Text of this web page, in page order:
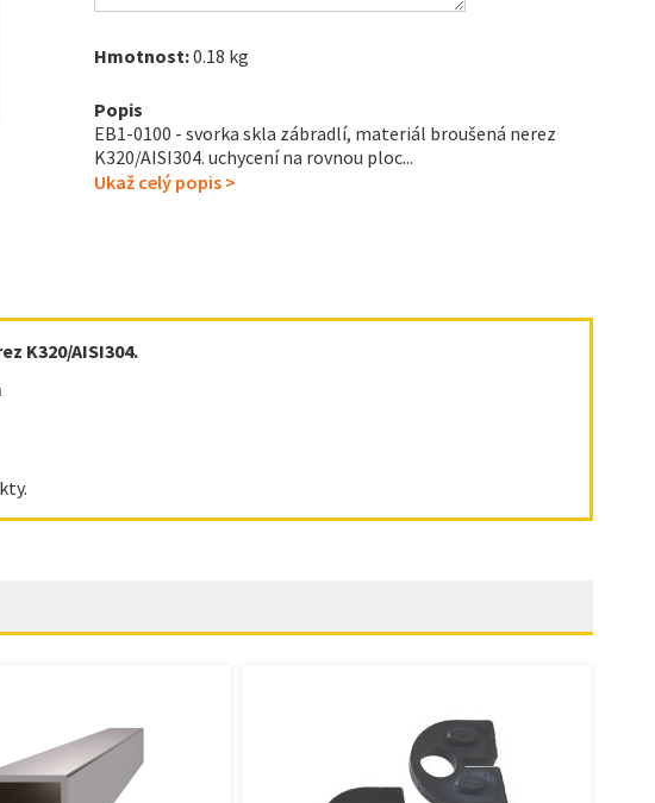
Hmotnost:0.18 kg
Popis
EB1-0100 - svorka skla zábradlí, materiál broušená nerez
K320/AISI304. uchycení na rovnou ploc...
Ukaž celý popis >
K320/AISI304.